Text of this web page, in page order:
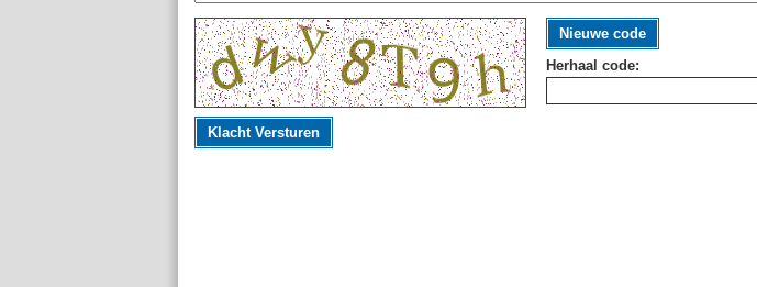
Nieuwe code
Herhaal code:
Klacht Versturen